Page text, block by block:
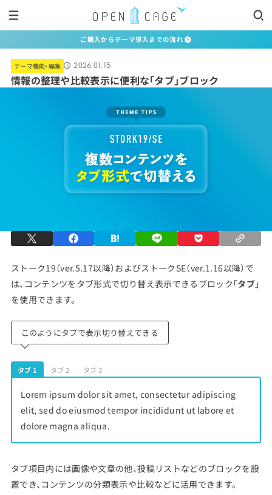
ご購入からテーマ導入までの流れ
テーマ機能・編集 2026.01.15
情報の整理や比較表示に便利な「タブ」ブロック
ストーク19（ver.5.17以降）およびストークSE（ver.1.16以降）で
は、コンテンツをタブ形式で切り替え表示できるブロック「タブ」
を使用できます。
このようにタブで表示切り替えできる
タブ 1 タブ 2 タブ 3
Lorem ipsum dolor sit amet, consectetur adipiscing
elit, sed do eiusmod tempor incididunt ut labore et
dolore magna aliqua.
タブ項目内には画像や文章の他、投稿リストなどのブロックを設
置でき、コンテンツの分類表示や比較などに活用できます。